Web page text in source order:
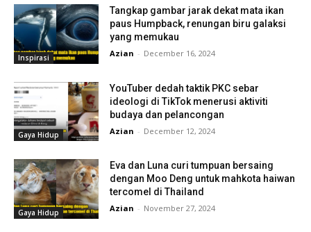
Inspirasi
Tangkap gambar jarak dekat mata ikan
paus Humpback, renungan biru galaksi
yang memukau
Azian - December 16, 2024
Gaya Hidup
YouTuber dedah taktik PKC sebar
ideologi di TikTok menerusi aktiviti
budaya dan pelancongan
Azian - December 12, 2024
Gaya Hidup
Eva dan Luna curi tumpuan bersaing
dengan Moo Deng untuk mahkota haiwan
tercomel di Thailand
Azian - November 27, 2024